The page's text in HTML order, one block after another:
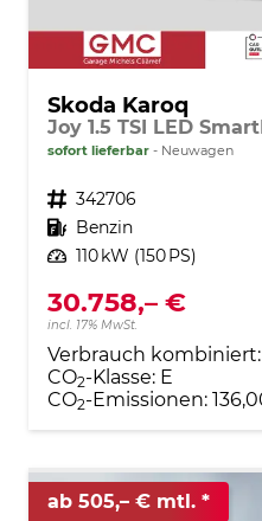
Skoda Karoq
Joy 1.5 TSI LED
sofort lieferbar Neuwagen
Fahrzeugnr. 342706
Kraftstoff Benzin
Leistung 110 kW (150 PS)
30.758,– €
incl. 17% MwSt.
Verbrauch kombiniert:
CO2-Klasse: E
CO2-Emissionen:
ab 505,– € mtl.